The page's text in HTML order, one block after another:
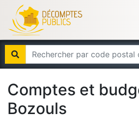
Comptes et
Bozouls